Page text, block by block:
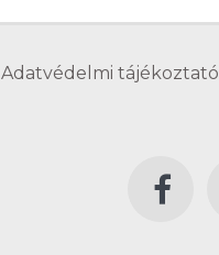
Adatvédelmi tájékoztató